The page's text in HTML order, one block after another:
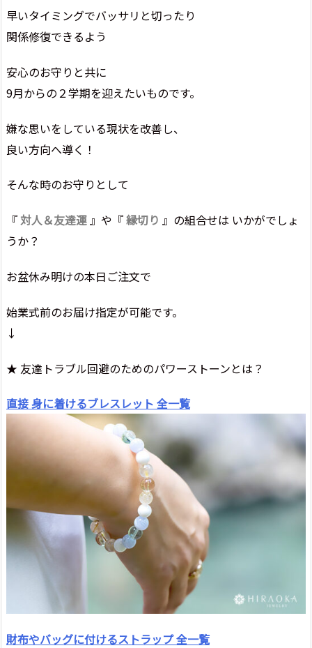
早いタイミングでバッサリと切ったり
関係修復できるよう
安心のお守りと共に
9月からの２学期を迎えたいものです。
嫌な思いをしている現状を改善し、
良い方向へ導く！
そんな時のお守りとして
『対人＆友達運』や『縁切り 』の組合せは いかがでしょ
うか？
お盆休み明けの本日ご注文で
始業式前のお届け指定が可能です。
↓
★ 友達トラブル回避のためのパワーストーンとは？
直接 身に着けるブレスレット 全一覧
財布やバッグに付けるストラップ 全一覧